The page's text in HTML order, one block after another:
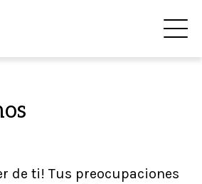
de ti! Tus preocupaciones